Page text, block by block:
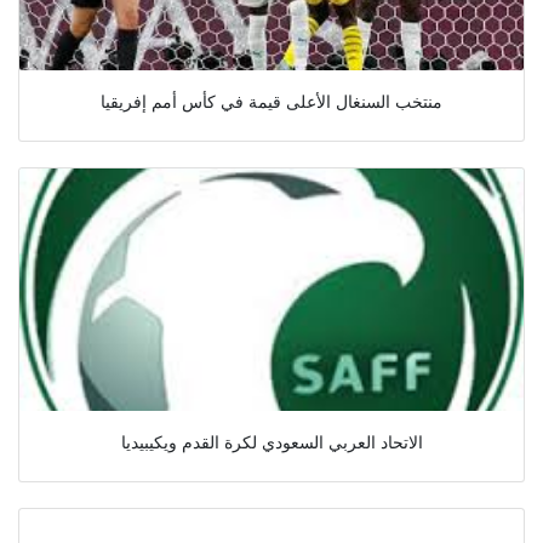
منتخب السنغال الأعلى قيمة في كأس أمم إفريقيا
الاتحاد العربي السعودي لكرة القدم ويكيبيديا